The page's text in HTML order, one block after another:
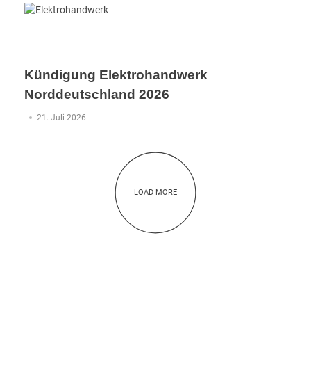
Kündigung Elektrohandwerk
Norddeutschland 2026
21. Juli 2026
LOAD MORE